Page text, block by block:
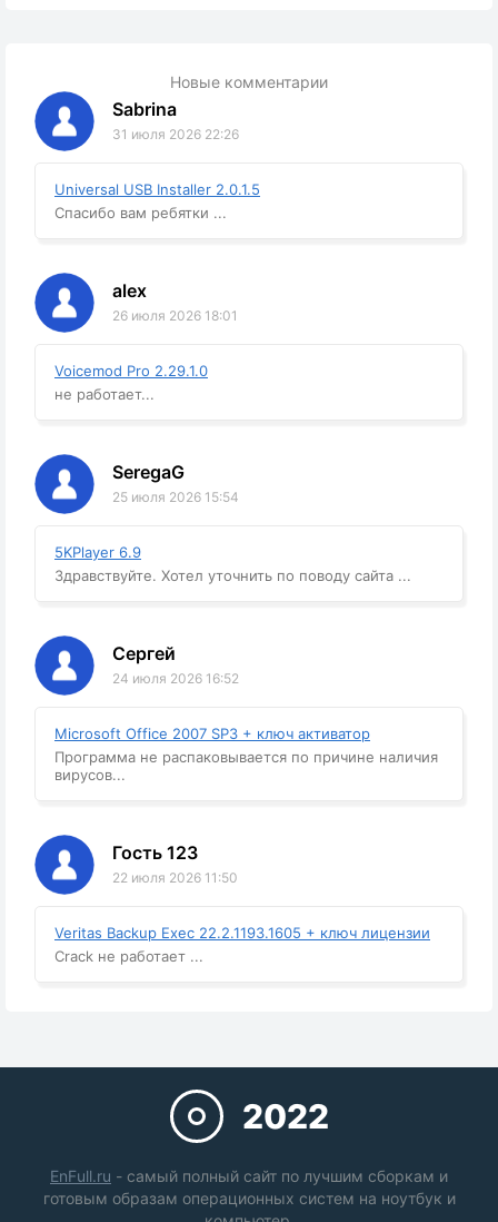
Новые комментарии
Sabrina
31 июля 2026 22:26
Universal USB Installer 2.0.1.5
Спасибо вам ребятки ...
alex
26 июля 2026 18:01
Voicemod Pro 2.29.1.0
не работает...
SeregaG
25 июля 2026 15:54
5KPlayer 6.9
Здравствуйте. Хотел уточнить по поводу сайта ...
Сергей
24 июля 2026 16:52
Microsoft Office 2007 SP3 + ключ активатор
Программа не распаковывается по причине наличия
вирусов...
Гость 123
22 июля 2026 11:50
Veritas Backup Exec 22.2.1193.1605 + ключ лицензии
Crack не работает ...
2022
EnFull.ru - самый полный сайт по лучшим сборкам и
готовым образам операционных систем на ноутбук и